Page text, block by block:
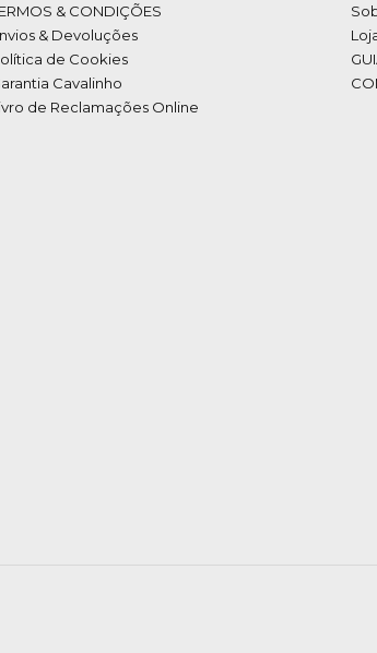
& CONDIÇÕES
& Devoluções
de Cookies
Cavalinho
de Reclamações Online